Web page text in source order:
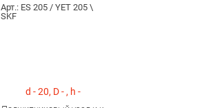
Арт.: ES 205 / YET 205 \
SKF
d - 20, D - , h -